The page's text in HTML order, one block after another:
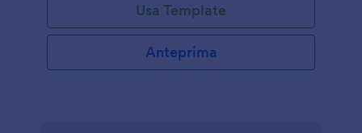
Usa Template
Anteprima